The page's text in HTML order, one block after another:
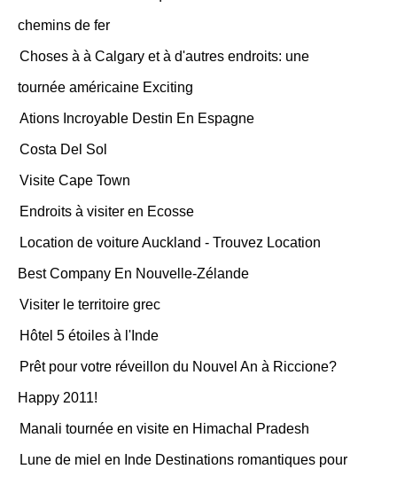
chemins de fer
Choses à à Calgary et à d'autres endroits: une
tournée américaine Exciting
Ations Incroyable Destin En Espagne
Costa Del Sol
Visite Cape Town
Endroits à visiter en Ecosse
Location de voiture Auckland - Trouvez Location
Best Company En Nouvelle-Zélande
Visiter le territoire grec
Hôtel 5 étoiles à l'Inde
Prêt pour votre réveillon du Nouvel An à Riccione?
Happy 2011!
Manali tournée en visite en Himachal Pradesh
Lune de miel en Inde Destinations romantiques pour